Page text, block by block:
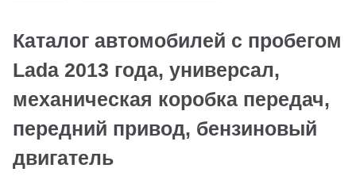
Каталог автомобилей с пробегом
Lada 2013 года, универсал,
механическая коробка передач,
передний привод, бензиновый
двигатель